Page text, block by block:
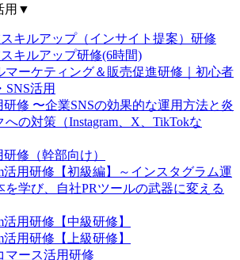
用 ▼
キルアップ（インサイト提案）研修
キルアップ研修(6時間)
マーケティング＆販売促進研修｜初心者
SNS活用
研修 〜企業SNSの効果的な運用方法と炎
への対策（Instagram、X、TikTokな
研修（幹部向け）
活用研修【初級編】～インスタグラム運
を学び、自社PRツールの武器に変える
活用研修【中級研修】
活用研修【上級研修】
マース活用研修